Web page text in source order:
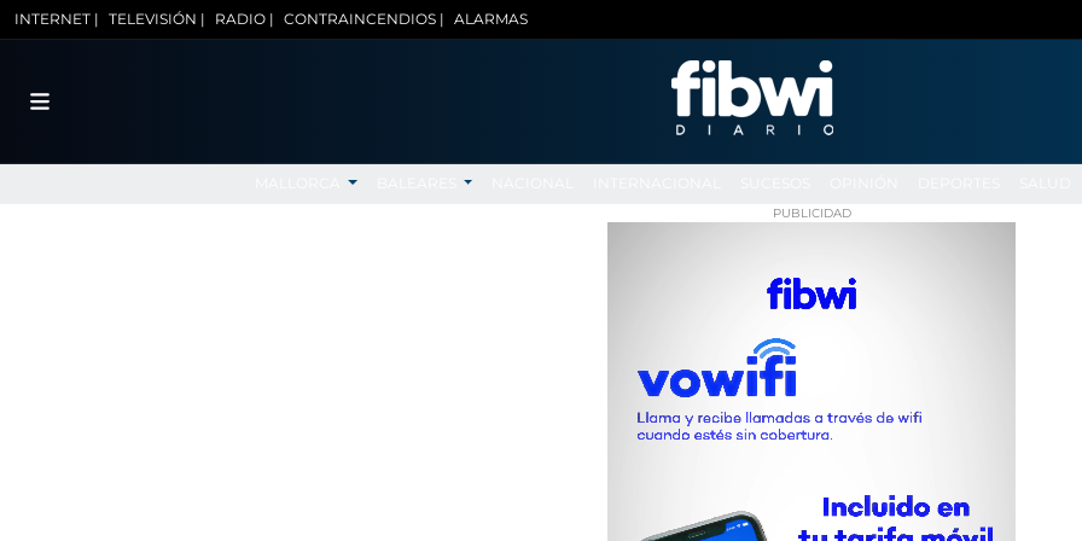
INTERNET | TELEVISIÓN | RADIO | CONTRAINCENDIOS | ALARMAS